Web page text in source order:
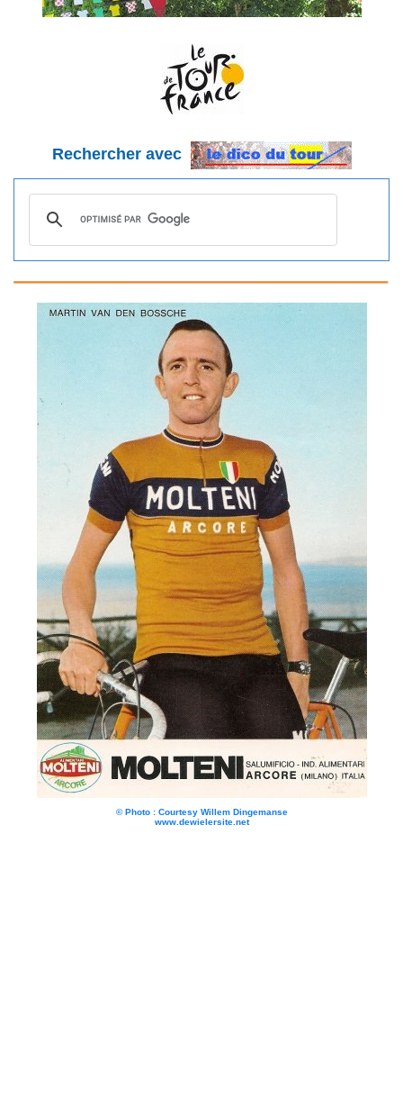
Rechercher avec
© Photo : Courtesy Willem Dingemanse
www.dewielersite.net